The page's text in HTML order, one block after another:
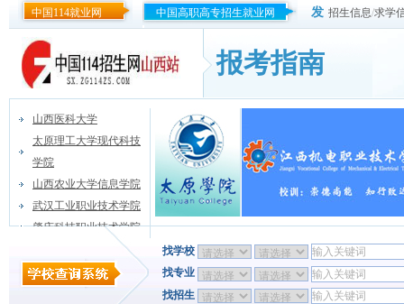
中国114就业网 中国高职高专招生就业网 发 招生信息/求学
报考指南
山西医科大学
太原理工大学现代科技
学院
山西农业大学信息学院
武汉工业职业技术学院
肇庆科技职业技术学院
找学校
找专业
找招生